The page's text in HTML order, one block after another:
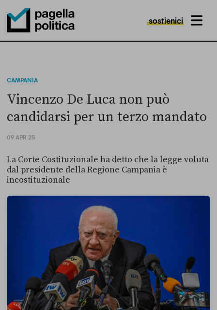
Pagella Politica Logo
sostienici MENU
CAMPANIA
Vincenzo De Luca non può
candidarsi per un terzo mandato
09 APR 25
La Corte Costituzionale ha detto che la legge voluta
dal presidente della Regione Campania è
incostituzionale